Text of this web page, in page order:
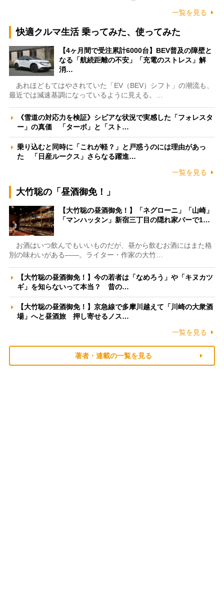
一覧を見る
快適クルマ生活 乗ってみた、使ってみた
【4ヶ月間で受注累計6000台】BEV普及の障壁と
なる「航続距離の不安」「充電のストレス」解
消…
あれほどもてはやされていた「EV（BEV）シフト」の潮流も、
最近では減速基調になっているように見える。…
《雪道の対応力を検証》シビアな状況で実感した「フォレスタ
ー」の真価 「ターボ」と「スト…
乗り込むと同時に「これが軽？」と戸惑うのには理由があっ
た 「日産ルークス」さらなる躍進…
一覧を見る
大竹聡の「昼酒御免！」
【大竹聡の昼酒御免！】「ネグローニ」「山崎」
「マンハッタン」新宿三丁目の隠れ家バーで1…
お酒はいつ飲んでもいいものだが、昼から飲むお酒にはまた格
別の味わいがある――。ライター・作家の大竹…
【大竹聡の昼酒御免！】今の若者は「なめろう」や「キヌカツ
ギ」を知らないって本当？ 昔の…
【大竹聡の昼酒御免！】京急線で多摩川越えて「川崎の大衆酒
場」へと昼酒旅 押し寄せるノス…
一覧を見る
著者・連載の一覧を見る